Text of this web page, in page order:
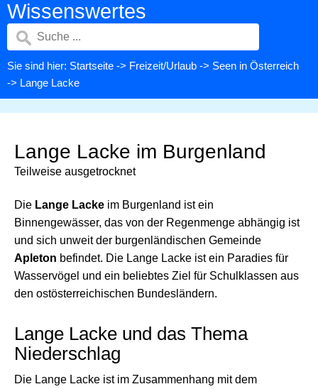
Wissenswertes
Sie sind hier: Startseite -> Freizeit/Urlaub -> Seen in Österreich
-> Lange Lacke
Lange Lacke im Burgenland
Teilweise ausgetrocknet
Die Lange Lacke im Burgenland ist ein
Binnengewässer, das von der Regenmenge abhängig ist
und sich unweit der burgenländischen Gemeinde
Apleton befindet. Die Lange Lacke ist ein Paradies für
Wasservögel und ein beliebtes Ziel für Schulklassen aus
den ostösterreichischen Bundesländern.
Lange Lacke und das Thema
Niederschlag
Die Lange Lacke ist im Zusammenhang mit dem